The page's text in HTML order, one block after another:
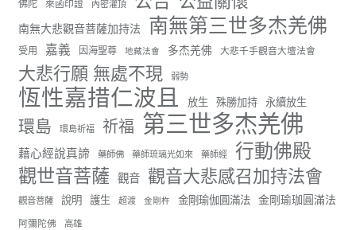
分享
世界佛教正心會
June 22, 2026, 10:11 AM
[世界佛教正心會 新聞報導]
正心會行善列車開向花蓮基隆， 關心榮民、榮眷及遺
孤！
#正心會
#基隆榮服處
#花蓮榮家
佛陀 來函印證 內密灌頂
南無大悲觀音菩薩加持法 南無第三世多杰羌佛
受用 嘉義 因海聖尊 地藏法會 多杰羌佛 大悲千手觀音大壇法會
大悲行願 無處不現 弱勢
恆性嘉措仁波且 放生 殊勝加持 永續放生
環島 環島祈福 祈福 第三世多杰羌佛
藉心經說真諦 藥師佛 藥師琉璃光如來 藥師經 行動佛殿
觀世音菩薩 觀音 觀音大悲感召加持法會
觀音菩薩 說明 護生 超渡 金剛杵 金剛瑜伽圓滿法 金剛瑜珈圓滿法
阿彌陀佛 高雄